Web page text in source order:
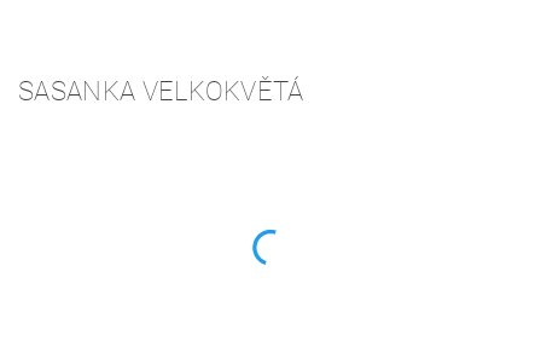
SASANKA VELKOKVĚTÁ